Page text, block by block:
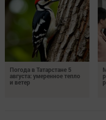
Погода в Татарстане 5
августа: умеренное тепло
и ветер